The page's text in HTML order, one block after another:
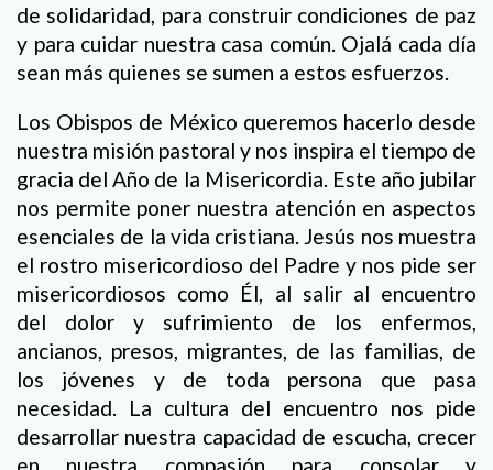
de solidaridad, para construir condiciones de paz
y para cuidar nuestra casa común. Ojalá cada día
sean más quienes se sumen a estos esfuerzos.
Los Obispos de México queremos hacerlo desde
nuestra misión pastoral y nos inspira el tiempo de
gracia del Año de la Misericordia. Este año jubilar
nos permite poner nuestra atención en aspectos
esenciales de la vida cristiana. Jesús nos muestra
el rostro misericordioso del Padre y nos pide ser
misericordiosos como Él, al salir al encuentro
del dolor y sufrimiento de los enfermos,
ancianos, presos, migrantes, de las familias, de
los jóvenes y de toda persona que pasa
necesidad. La cultura del encuentro nos pide
desarrollar nuestra capacidad de escucha, crecer